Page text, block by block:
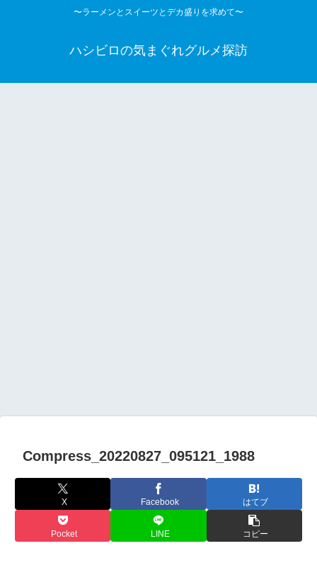
〜ラーメンとスイーツとデカ盛りを求めて〜
ハシビロの気まぐれグルメ探訪
Compress_20220827_095121_1988
X Facebook はてブ
Pocket LINE コピー